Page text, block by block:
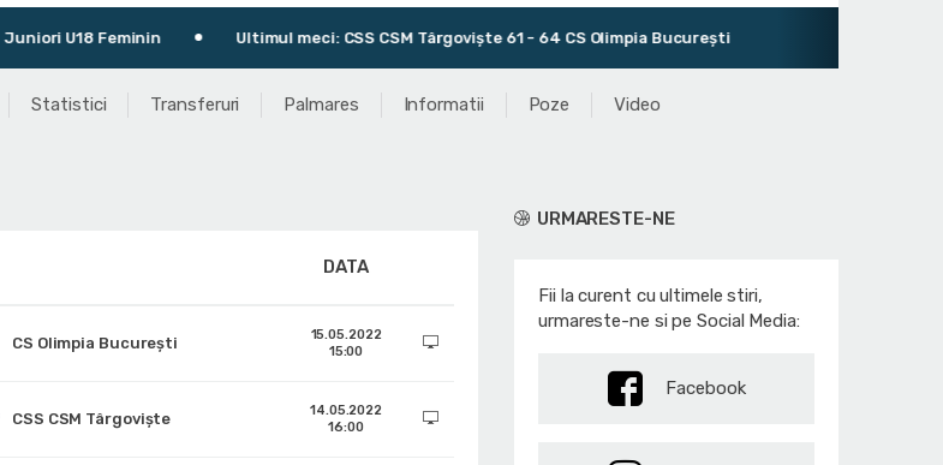
U18 Feminin Ultimul meci: CSS CSM Târgoviște 61 - 64 CS Olimpia București
Statistici Transferuri Palmares Informatii Poze Video
DATA
CS Olimpia București
15.05.2022
15:00
CSS CSM Târgoviște
14.05.2022
16:00
URMARESTE-NE
Fii la curent cu ultimele stiri,
urmareste-ne si pe Social Media:
Facebook